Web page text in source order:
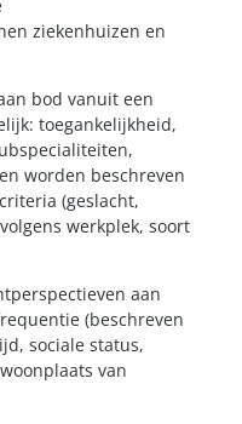
ziekenhuizen en
bod vanuit een
toegankelijkheid,
worden beschreven
(geslacht,
werkplek, soort
aan
(beschreven
sociale status,
van